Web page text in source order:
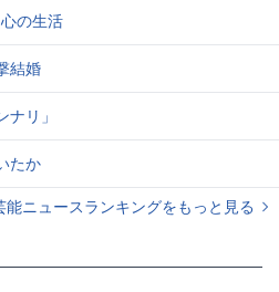
の生活
結婚
リ」
たか
能ニュースランキングをもっと見る